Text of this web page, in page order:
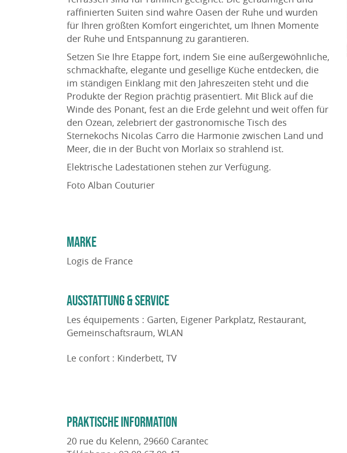
raffinierten Suiten sind wahre Oasen der Ruhe und wurden
für Ihren größten Komfort eingerichtet, um Ihnen Momente
der Ruhe und Entspannung zu garantieren.
Setzen Sie Ihre Etappe fort, indem Sie eine außergewöhnliche,
schmackhafte, elegante und gesellige Küche entdecken, die
im ständigen Einklang mit den Jahreszeiten steht und die
Produkte der Region prächtig präsentiert. Mit Blick auf die
Winde des Ponant, fest an die Erde gelehnt und weit offen für
den Ozean, zelebriert der gastronomische Tisch des
Sternekochs Nicolas Carro die Harmonie zwischen Land und
Meer, die in der Bucht von Morlaix so strahlend ist.
Elektrische Ladestationen stehen zur Verfügung.
Foto Alban Couturier
MARKE
Logis de France
AUSSTATTUNG & SERVICE
Les équipements : Garten, Eigener Parkplatz, Restaurant,
Gemeinschaftsraum, WLAN
Le confort : Kinderbett, TV
PRAKTISCHE INFORMATION
20 rue du Kelenn, 29660 Carantec